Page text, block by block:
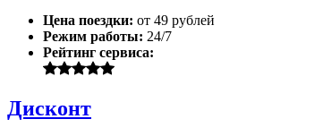
Цена поездки: от 49 рублей
Режим работы: 24/7
Рейтинг сервиса:
Дисконт